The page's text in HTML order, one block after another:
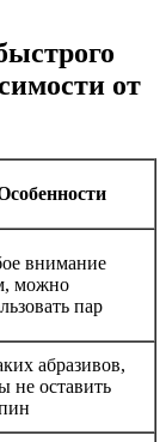
от
внимание
можно
пар
абразивов,
не оставить